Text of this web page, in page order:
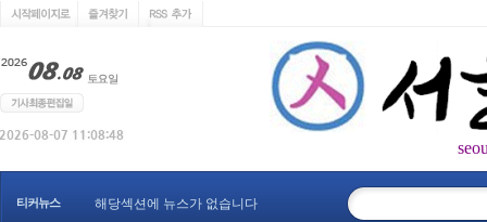
티커뉴스 해당섹션에 뉴스가 없습니다